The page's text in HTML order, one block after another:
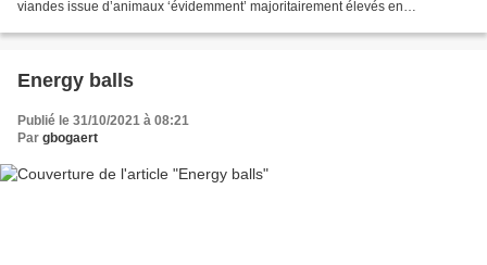
viandes issue d’animaux ‘évidemment’ majoritairement élevés en
Energy balls
Publié le 31/10/2021 à 08:21
Par gbogaert